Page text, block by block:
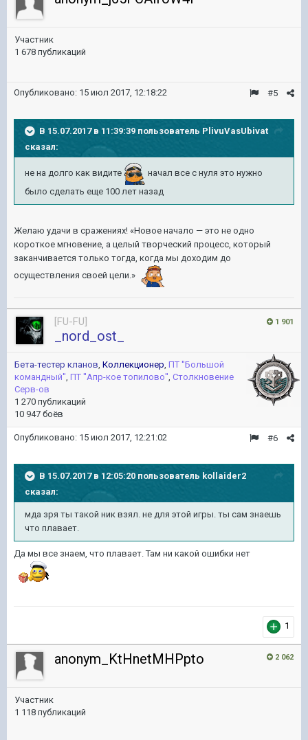
Участник
1 678 публикаций
#5
Опубликовано: 15 июл 2017, 12:18:22
В 15.07.2017 в 11:39:39 пользователь PlivuVasUbivat
сказал:
не на долго как видите
начал все с нуля это нужно
было сделать еще 100 лет назад
Желаю удачи в сражениях! «Новое начало — это не одно
короткое мгновение, а целый творческий процесс, который
заканчивается только тогда, когда мы доходим до
осуществления своей цели.»
1 901
[FU-FU]
_nord_ost_
Бета-тестер кланов, Коллекционер, ПТ ''Большой
командный'', ПТ ''Апр-кое топилово'', Столкновение
Серв-ов
1 270 публикаций
10 947 боёв
#6
Опубликовано: 15 июл 2017, 12:21:02
В 15.07.2017 в 12:05:20 пользователь kollaider2
сказал:
мда зря ты такой ник взял. не для этой игры. ты сам знаешь
что плавает.
Да мы все знаем, что плавает. Там ни какой ошибки нет
1
2 062
anonym_KtHnetMHPpto
Участник
1 118 публикаций